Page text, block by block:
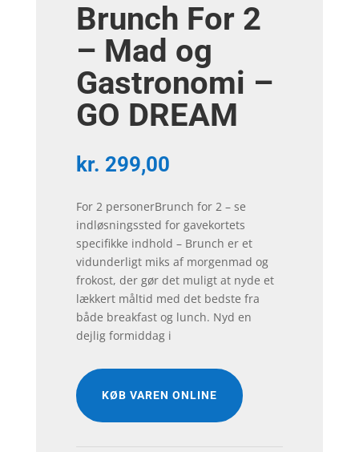
Brunch For 2
– Mad og
Gastronomi –
GO DREAM
kr. 299,00
For 2 personerBrunch for 2 – se
indløsningssted for gavekortets
specifikke indhold – Brunch er et
vidunderligt miks af morgenmad og
frokost, der gør det muligt at nyde et
lækkert måltid med det bedste fra
både breakfast og lunch. Nyd en
dejlig formiddag i
KØB VAREN ONLINE